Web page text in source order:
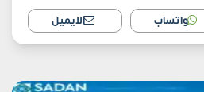
واتساب الايميل